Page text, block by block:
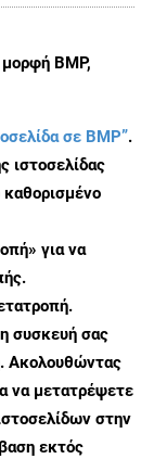
μορφή BMP,
σε BMP”.
ιστοσελίδας
για να
συσκευή σας
Ακολουθώντας
να μετατρέψετε
στην
εκτός